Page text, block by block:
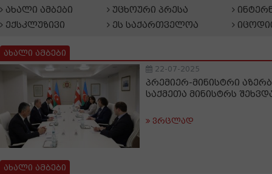
ახალი ამბები
ექსკლუზივი
უცხოური პრესა
ეს საქართველოა
ახალი ამბები
22-07-2025
პრემიერ-მინისტრი
საქმეთა მინისტრს
ვრცლად
ახალი ამბები